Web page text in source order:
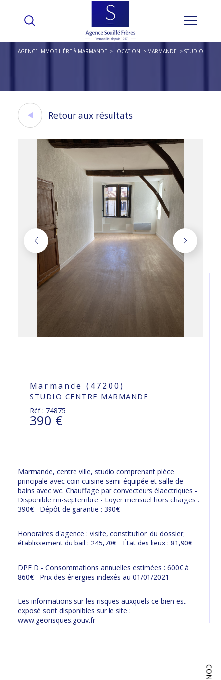
AGENCE IMMOBILIÉRE À MARMANDE LOCATION MARMANDE STUDIO
Retour aux résultats
Marmande (47200)
STUDIO CENTRE MARMANDE
Réf : 74875
390 €
Marmande, centre ville, studio comprenant pièce
principale avec coin cuisine semi-équipée et salle de
bains avec wc. Chauffage par convecteurs élaectriques -
Disponible mi-septembre - Loyer mensuel hors charges :
390€ - Dépôt de garantie : 390€
Honoraires d'agence : visite, constitution du dossier,
établissement du bail : 245,70€ - État des lieux : 81,90€
DPE D - Consommations annuelles estimées : 600€ à
860€ - Prix des énergies indexés au 01/01/2021
Les informations sur les risques auxquels ce bien est
exposé sont disponibles sur le site :
www.georisques.gouv.fr